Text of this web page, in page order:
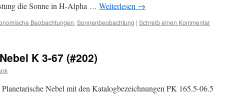
die Sonne in H-Alpha … Weiterlesen →
Beobachtungen, Sonnenbeobachtung | Schreib einen Kommentar
K 3-67 (#202)
Nebel mit den Katalogbezeichnungen PK 165.5-06.5